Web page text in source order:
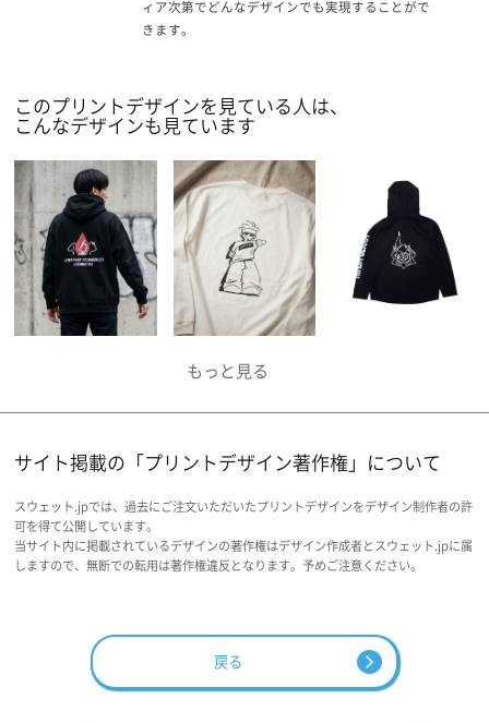
ィア次第でどんなデザインでも実現することがで
きます。
このプリントデザインを見ている人は、
こんなデザインも見ています
サイト掲載の「プリントデザイン著作権」について
スウェット.jpでは、過去にご注文いただいたプリントデザインをデザイン制作者の許
可を得て公開しています。
当サイト内に掲載されているデザインの著作権はデザイン作成者とスウェット.jpに属
しますので、無断での転用は著作権違反となります。予めご注意ください。
戻る